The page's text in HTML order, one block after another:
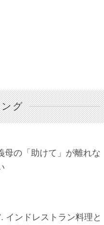
グ
母の「助けて」が離れな
インドレストラン料理と